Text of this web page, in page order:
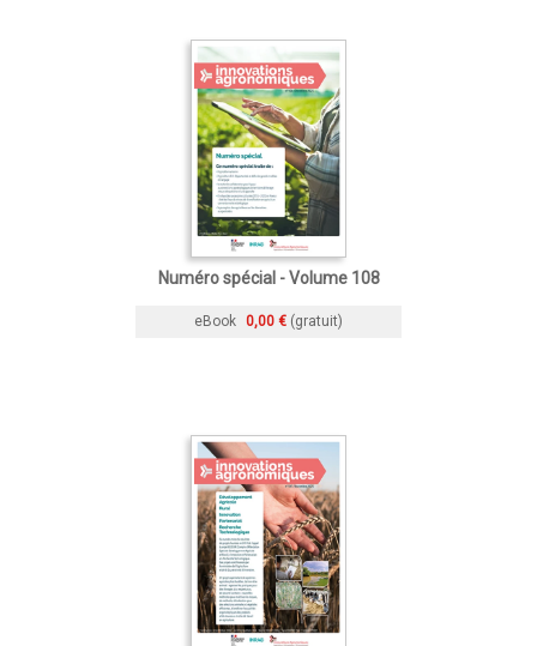
Numéro spécial - Volume 108
eBook 0,00 € (gratuit)